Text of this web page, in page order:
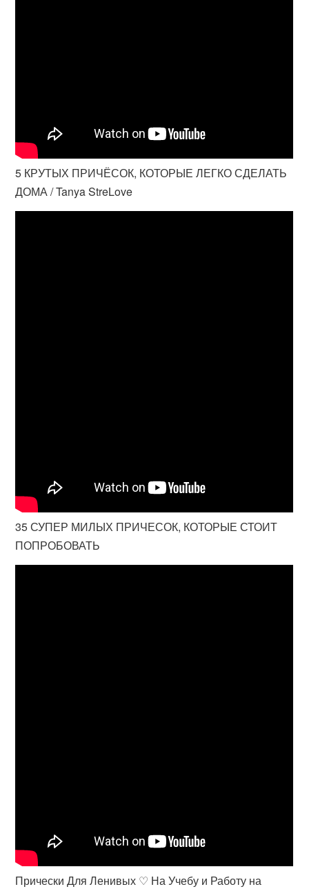
5 КРУТЫХ ПРИЧЁСОК, КОТОРЫЕ ЛЕГКО СДЕЛАТЬ
ДОМА / Tanya StreLove
35 СУПЕР МИЛЫХ ПРИЧЕСОК, КОТОРЫЕ СТОИТ
ПОПРОБОВАТЬ
Прически Для Ленивых ♡ На Учебу и Работу на